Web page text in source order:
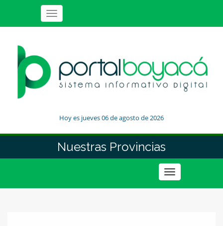
Toggle
navigation
Hoy es jueves 06 de agosto de 2026
Nuestras Provincias
Toggle